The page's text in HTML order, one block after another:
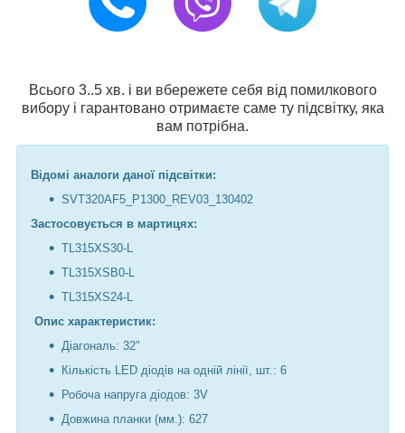
Всього 3..5 хв. і ви вбережете себя від помилкового
вибору і гарантовано отримаєте саме ту підсвітку, яка
вам потрібна.
Відомі аналоги даної підсвітки:
SVT320AF5_P1300_REV03_130402
Застосовується в мартицях:
TL315XS30-L
TL315XSB0-L
TL315XS24-L
Опис характеристик:
Діагональ: 32"
Кількість LED діодів на одній лінії, шт.: 6
Робоча напруга діодов: 3V
Довжина планки (мм.): 627